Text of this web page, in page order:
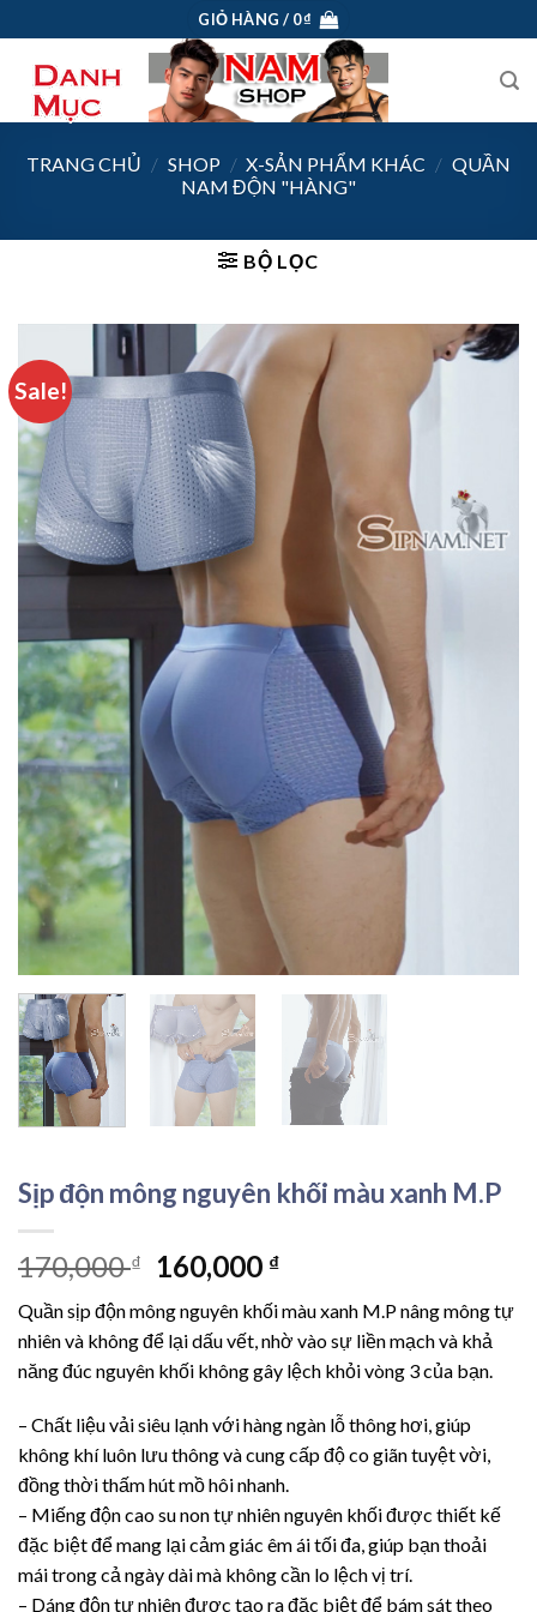
to
content
GIỎ HÀNG / 0₫
TRANG CHỦ / SHOP / X-SẢN PHẨM KHÁC / QUẦN
NAM ĐỘN "HÀNG"
BỘ LỌC
Sale!
Sịp độn mông nguyên khối màu xanh M.P
170,000₫
Giá
là:
170,000 ₫.
160,000 ₫Giá
tại
là:
160,000 ₫.
Quần sịp độn mông nguyên khối màu xanh M.P nâng mông tự
nhiên và không để lại dấu vết, nhờ vào sự liền mạch và khả
năng đúc nguyên khối không gây lệch khỏi vòng 3 của bạn.
– Chất liệu vải siêu lạnh với hàng ngàn lỗ thông hơi, giúp
không khí luôn lưu thông và cung cấp độ co giãn tuyệt vời,
đồng thời thấm hút mồ hôi nhanh.
– Miếng độn cao su non tự nhiên nguyên khối được thiết kế
đặc biệt để mang lại cảm giác êm ái tối đa, giúp bạn thoải
mái trong cả ngày dài mà không cần lo lệch vị trí.
– Dáng độn tự nhiên được tạo ra đặc biệt để bám sát theo